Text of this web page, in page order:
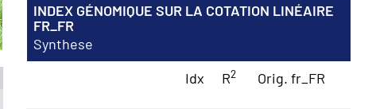
INDEX GÉNOMIQUE SUR LA COTATION LINÉAIRE
FR_FR
Synthese
Idx
R2 Orig. fr_FR